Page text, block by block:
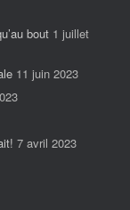
bout 1 juillet
11 juin 2023
7 avril 2023